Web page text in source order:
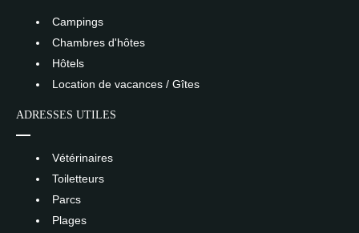
Campings
Chambres d'hôtes
Hôtels
Location de vacances / Gîtes
ADRESSES UTILES
Vétérinaires
Toiletteurs
Parcs
Plages